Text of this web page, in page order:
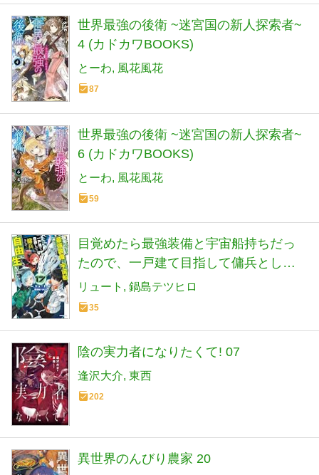
世界最強の後衛 ~迷宮国の新人探索者~
4 (カドカワBOOKS)
とーわ 風花風花
87
世界最強の後衛 ~迷宮国の新人探索者~
6 (カドカワBOOKS)
とーわ 風花風花
59
目覚めたら最強装備と宇宙船持ちだっ
たので、一戸建て目指して傭兵として
自由に生きたい 17 (カドカワBOOKS)
リュート 鍋島テツヒロ
35
陰の実力者になりたくて! 07
逢沢大介 東西
202
異世界のんびり農家 20